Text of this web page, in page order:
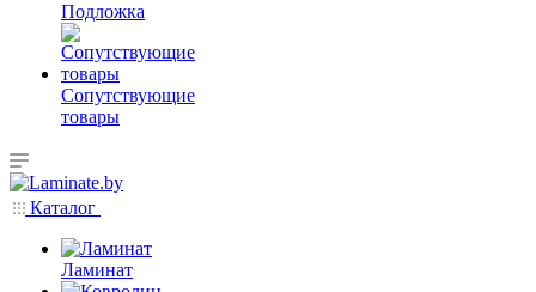
Подложка
Сопутствующие
товары
Каталог
Ламинат